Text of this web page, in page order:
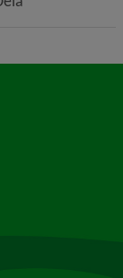
öppnas i nytt